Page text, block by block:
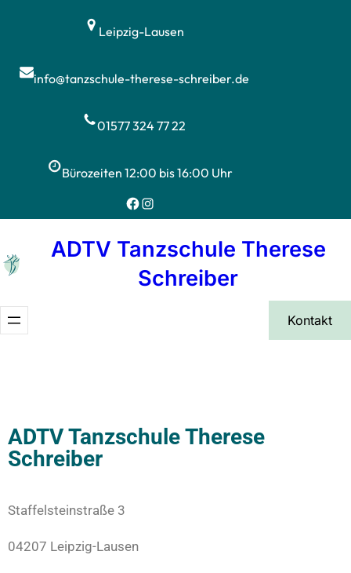
Leipzig-Lausen
info@tanzschule-therese-schreiber.de
01577 324 77 22
Bürozeiten 12:00 bis 16:00 Uhr
ADTV Tanzschule Therese
Schreiber
Kontakt
ADTV Tanzschule Therese
Schreiber
Staffelsteinstraße 3
04207 Leipzig-Lausen